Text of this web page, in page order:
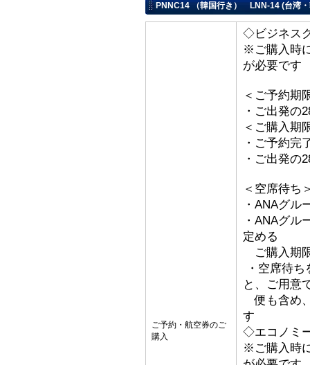
PNNC14 （韓国行き） LNN-14 (台湾
ご予約・航空券のご
購入
◇ビジネス
※ご購入時
が必要です
＜ご予約期
・ご出発の
＜ご購入期
・ご予約完
・ご出発の
＜空席待ち
・ANAグル
・ANAグル
定める
ご購入期
・空席待
と、ご用意
便も含め
す
◇エコノミ
※ご購入時